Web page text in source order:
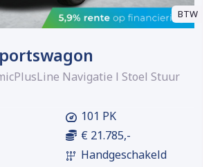
BTW
Navigatie l Stoel Stuur
101 PK
€ 21.785,-
Handgeschakeld